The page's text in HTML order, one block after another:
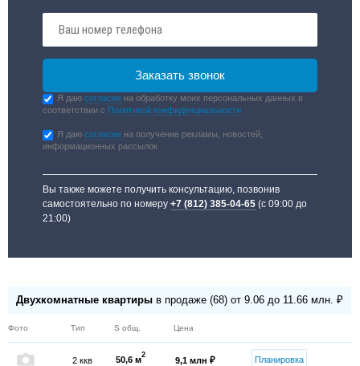
Я даюсогласие на обработку моих персональных данных в
соответствии с Политикой конфиденциальности
Я даюсогласие на получение рекламы, новостей,
информационных рассылок
Вы также можете получить консультацию, позвонив
самостоятельно по номеру+7 (812) 385-04-65 (с 09:00 до
21:00)
Двухкомнатные квартиры в продаже (68) от 9.06 до 11.66 млн. ₽
Фото Тип S общ. Цена
2 ккв 50,6 м2
9,1 млн ₽ Планировка